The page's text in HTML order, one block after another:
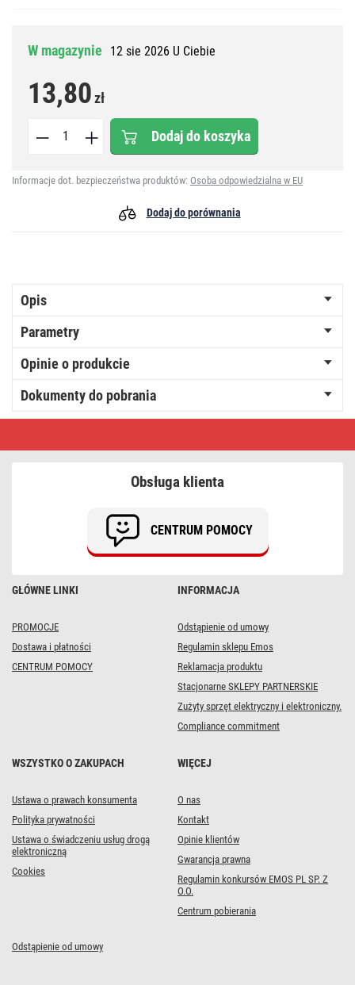
W magazynie 12 sie 2026 U Ciebie
13,80zł
Dodaj do koszyka
Informacje dot. bezpieczeństwa produktów: Osoba odpowiedzialna w EU
Dodaj do porównania
Opis
Parametry
Opinie o produkcie
Dokumenty do pobrania
GŁÓWNE LINKI
PROMOCJE
Dostawa i płatności
CENTRUM POMOCY
INFORMACJA
Odstąpienie od umowy
Regulamin sklepu Emos
Reklamacja produktu
Stacjonarne SKLEPY PARTNERSKIE
Zużyty sprzęt elektryczny i elektroniczny.
Compliance commitment
WSZYSTKO O ZAKUPACH
Ustawa o prawach konsumenta
Polityka prywatności
Ustawa o świadczeniu usług drogą
elektroniczną
Cookies
WIĘCEJ
O nas
Kontakt
Opinie klientów
Gwarancja prawna
Regulamin konkursów EMOS PL SP. Z
O.O.
Centrum pobierania
Odstąpienie od umowy
Obsługa klienta
CENTRUM POMOCY